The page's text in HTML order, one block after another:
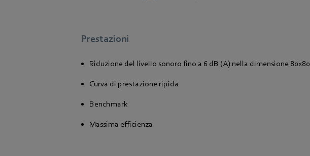
Prestazioni
Riduzione del livello sonoro fino a 6 dB (A) nella dimensione 80x80
Curva di prestazione ripida
Benchmark
Massima efficienza